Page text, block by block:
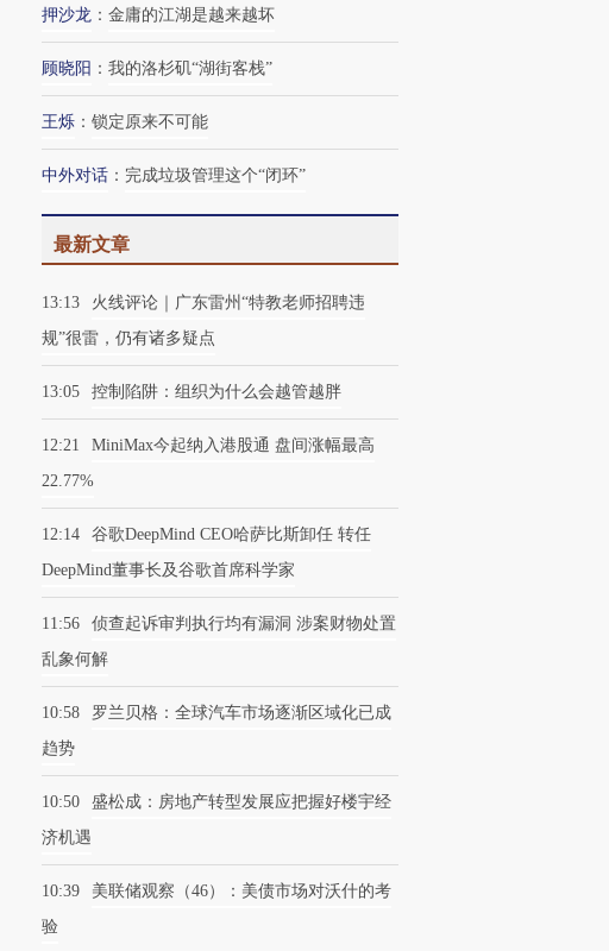
押沙龙 ： 金庸的江湖是越来越坏
顾晓阳 ： 我的洛杉矶“湖街客栈”
王烁 ： 锁定原来不可能
中外对话 ： 完成垃圾管理这个“闭环”
最新文章
13:13
火线评论｜广东雷州“特教老师招聘违
规”很雷，仍有诸多疑点
13:05 控制陷阱：组织为什么会越管越胖
12:21
MiniMax今起纳入港股通 盘间涨幅最高
22.77%
12:14
谷歌DeepMind CEO哈萨比斯卸任 转任
DeepMind董事长及谷歌首席科学家
11:56
侦查起诉审判执行均有漏洞 涉案财物处置
乱象何解
10:58
罗兰贝格：全球汽车市场逐渐区域化已成
趋势
10:50
盛松成：房地产转型发展应把握好楼宇经
济机遇
10:39
美联储观察（46）：美债市场对沃什的考
验